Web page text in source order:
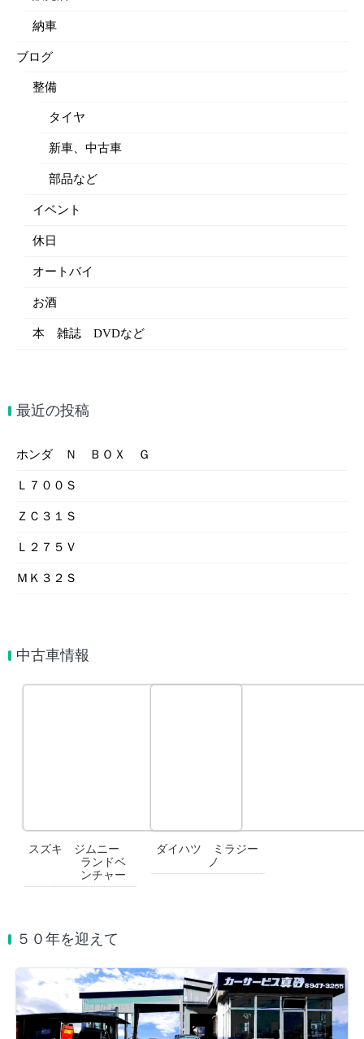
納車
ブログ
整備
タイヤ
新車、中古車
部品など
イベント
休日
オートバイ
お酒
本 雑誌 DVDなど
最近の投稿
ホンダ Ｎ ＢＯＸ Ｇ
Ｌ７００Ｓ
ＺＣ３１Ｓ
Ｌ２７５Ｖ
ＭＫ３２Ｓ
中古車情報
スズキ ジムニー
ランドベ
ンチャー
ダイハツ ミラジー
ノ
５０年を迎えて